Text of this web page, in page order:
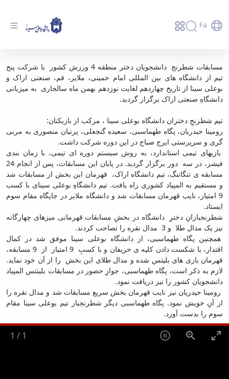
Fa
دانشجویان دختر شطرنج باز نایب قهرمان شدند -
دانشگاه بوعلی سینا همدان
مسابقات شطرنج دانشجویان دختر منطقه 4 ورزش کشور با شرکت پنج
تیم از دانشگاه های بین المللی امام خمینی، ملایر، قم، صنعتی اراک و
بوعلی سینا از تاریخ چهاردهم لغایت نوزدهم بهمن ماه سالجاری به میزبانی
دانشگاهِ صنعتی اراک برگزار گردید.
تیم شطرنجِ دختران دانشگاه بوعلی سینا ، مرکب از بازیکنان:
رومینا حیدریان، پگاه طهماسبی، سعیده گنجعلی، پرنیان منصوری به مربی
گری و سرپرستی ایرج صباح در این دوره شرکت داشت.
بازیهای تیمی استاندارد، به روش سیستم دوره ای تیمی، با زمان بندی
فیشر، در سه دور برگزار گردید. در پایان این مسابقات، پس از انجام 24
مسابقه ی تنگاتنگ، تیم دانشگاه اراک، قهرمان این بخش از مسابقات شد
و مستقیم به المپیاد کشوری راه یافت. تیم دانشگاهِ بوعلی سینای با کسب
9 امتیاز، نایب قهرمان مسابقات شد و دانشگاه ملایر در جایگاه مقام سوم
ایستاد.
شطرنجبازانِ دخترِ دانشگاه در بخشِ مسابقات قهرمانی میزهای چهارگانه
نیز یک مدال طلا و 3 مدال نقره را تصاحب کردند.
همچنین پگاه طهماسبی، از دانشگاه بوعلی سینا موفق شد در کمال
اقتدار، با شکست دادن کلیه ی حریفان و با کسبِ 9 امتیاز از 9 مسابقه،
قهرمان بازی های بلیتس شده و مدال طلای این بخش را از آن خود نماید.
لازم به ذکر است، پگاه طهماسبی، جوازِ حضور در مسابقات بلیتتس المپیاد
دانشجویان کشور را نیز دریافت نمود.
رومینا حیدریان نیز نایب قهرمان بخش سریع مسابقات شد و مدال نقره را
از آنِ خویش نمود. پگاه طهماسبی دیگر شطرنجباز تیم بوعلی سینا مقام
سوم را بدست آورد.
1 / 1